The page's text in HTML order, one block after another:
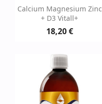
Calcium Magnesium Zinc
+ D3 Vitall+
18,20 €